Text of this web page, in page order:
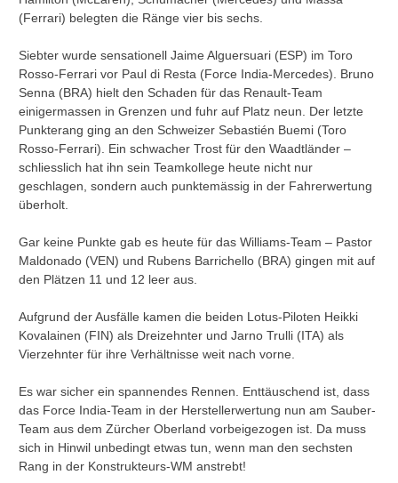
(Ferrari) belegten die Ränge vier bis sechs.
Siebter wurde sensationell Jaime Alguersuari (ESP) im Toro
Rosso-Ferrari vor Paul di Resta (Force India-Mercedes). Bruno
Senna (BRA) hielt den Schaden für das Renault-Team
einigermassen in Grenzen und fuhr auf Platz neun. Der letzte
Punkterang ging an den Schweizer Sebastién Buemi (Toro
Rosso-Ferrari). Ein schwacher Trost für den Waadtländer –
schliesslich hat ihn sein Teamkollege heute nicht nur
geschlagen, sondern auch punktemässig in der Fahrerwertung
überholt.
Gar keine Punkte gab es heute für das Williams-Team – Pastor
Maldonado (VEN) und Rubens Barrichello (BRA) gingen mit auf
den Plätzen 11 und 12 leer aus.
Aufgrund der Ausfälle kamen die beiden Lotus-Piloten Heikki
Kovalainen (FIN) als Dreizehnter und Jarno Trulli (ITA) als
Vierzehnter für ihre Verhältnisse weit nach vorne.
Es war sicher ein spannendes Rennen. Enttäuschend ist, dass
das Force India-Team in der Herstellerwertung nun am Sauber-
Team aus dem Zürcher Oberland vorbeigezogen ist. Da muss
sich in Hinwil unbedingt etwas tun, wenn man den sechsten
Rang in der Konstrukteurs-WM anstrebt!